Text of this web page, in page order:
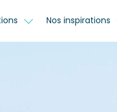
Nos inspirations